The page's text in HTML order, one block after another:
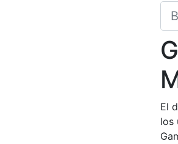
El
los